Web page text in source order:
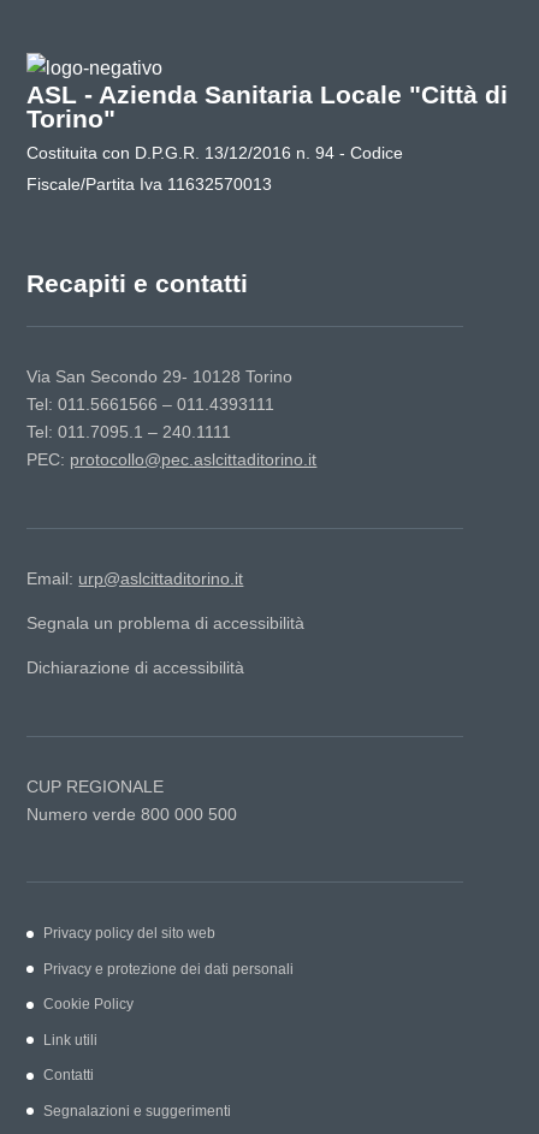
ASL - Azienda Sanitaria Locale "Città di
Torino"
Costituita con D.P.G.R. 13/12/2016 n. 94 - Codice
Fiscale/Partita Iva 11632570013
Recapiti e contatti
Via San Secondo 29- 10128 Torino
Tel: 011.5661566 – 011.4393111
Tel: 011.7095.1 – 240.1111
PEC: protocollo@pec.aslcittaditorino.it
Email: urp@aslcittaditorino.it
Segnala un problema di accessibilità
Dichiarazione di accessibilità
CUP REGIONALE
Numero verde 800 000 500
Privacy policy del sito web
Privacy e protezione dei dati personali
Cookie Policy
Link utili
Contatti
Segnalazioni e suggerimenti